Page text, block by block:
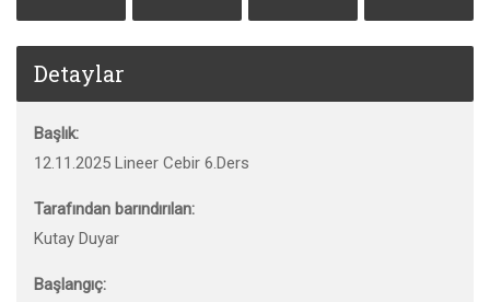
Detaylar
Başlık:
12.11.2025 Lineer Cebir 6.Ders
Tarafından barındırılan:
Kutay Duyar
Başlangıç: